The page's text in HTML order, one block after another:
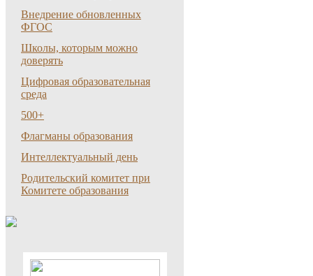
Внедрение обновленных
ФГОС
Школы, которым можно
доверять
Цифровая образовательная
среда
500+
Флагманы образования
Интеллектуальный день
Родительский комитет при
Комитете образования